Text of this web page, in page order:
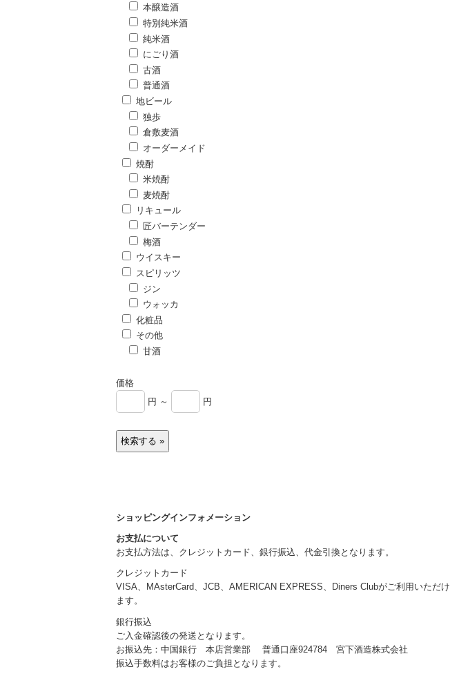
本醸造酒
特別純米酒
純米酒
にごり酒
古酒
普通酒
地ビール
独歩
倉敷麦酒
オーダーメイド
焼酎
米焼酎
麦焼酎
リキュール
匠バーテンダー
梅酒
ウイスキー
スピリッツ
ジン
ウォッカ
化粧品
その他
甘酒
価格
円 ～
円
ショッピングインフォメーション
お支払について
お支払方法は、クレジットカード、銀行振込、代金引換となります。
クレジットカード
VISA、MAsterCard、JCB、AMERICAN EXPRESS、Diners Clubがご利用いただけ
ます。
銀行振込
ご入金確認後の発送となります。
お振込先：中国銀行 本店営業部 普通口座924784 宮下酒造株式会社
振込手数料はお客様のご負担となります。